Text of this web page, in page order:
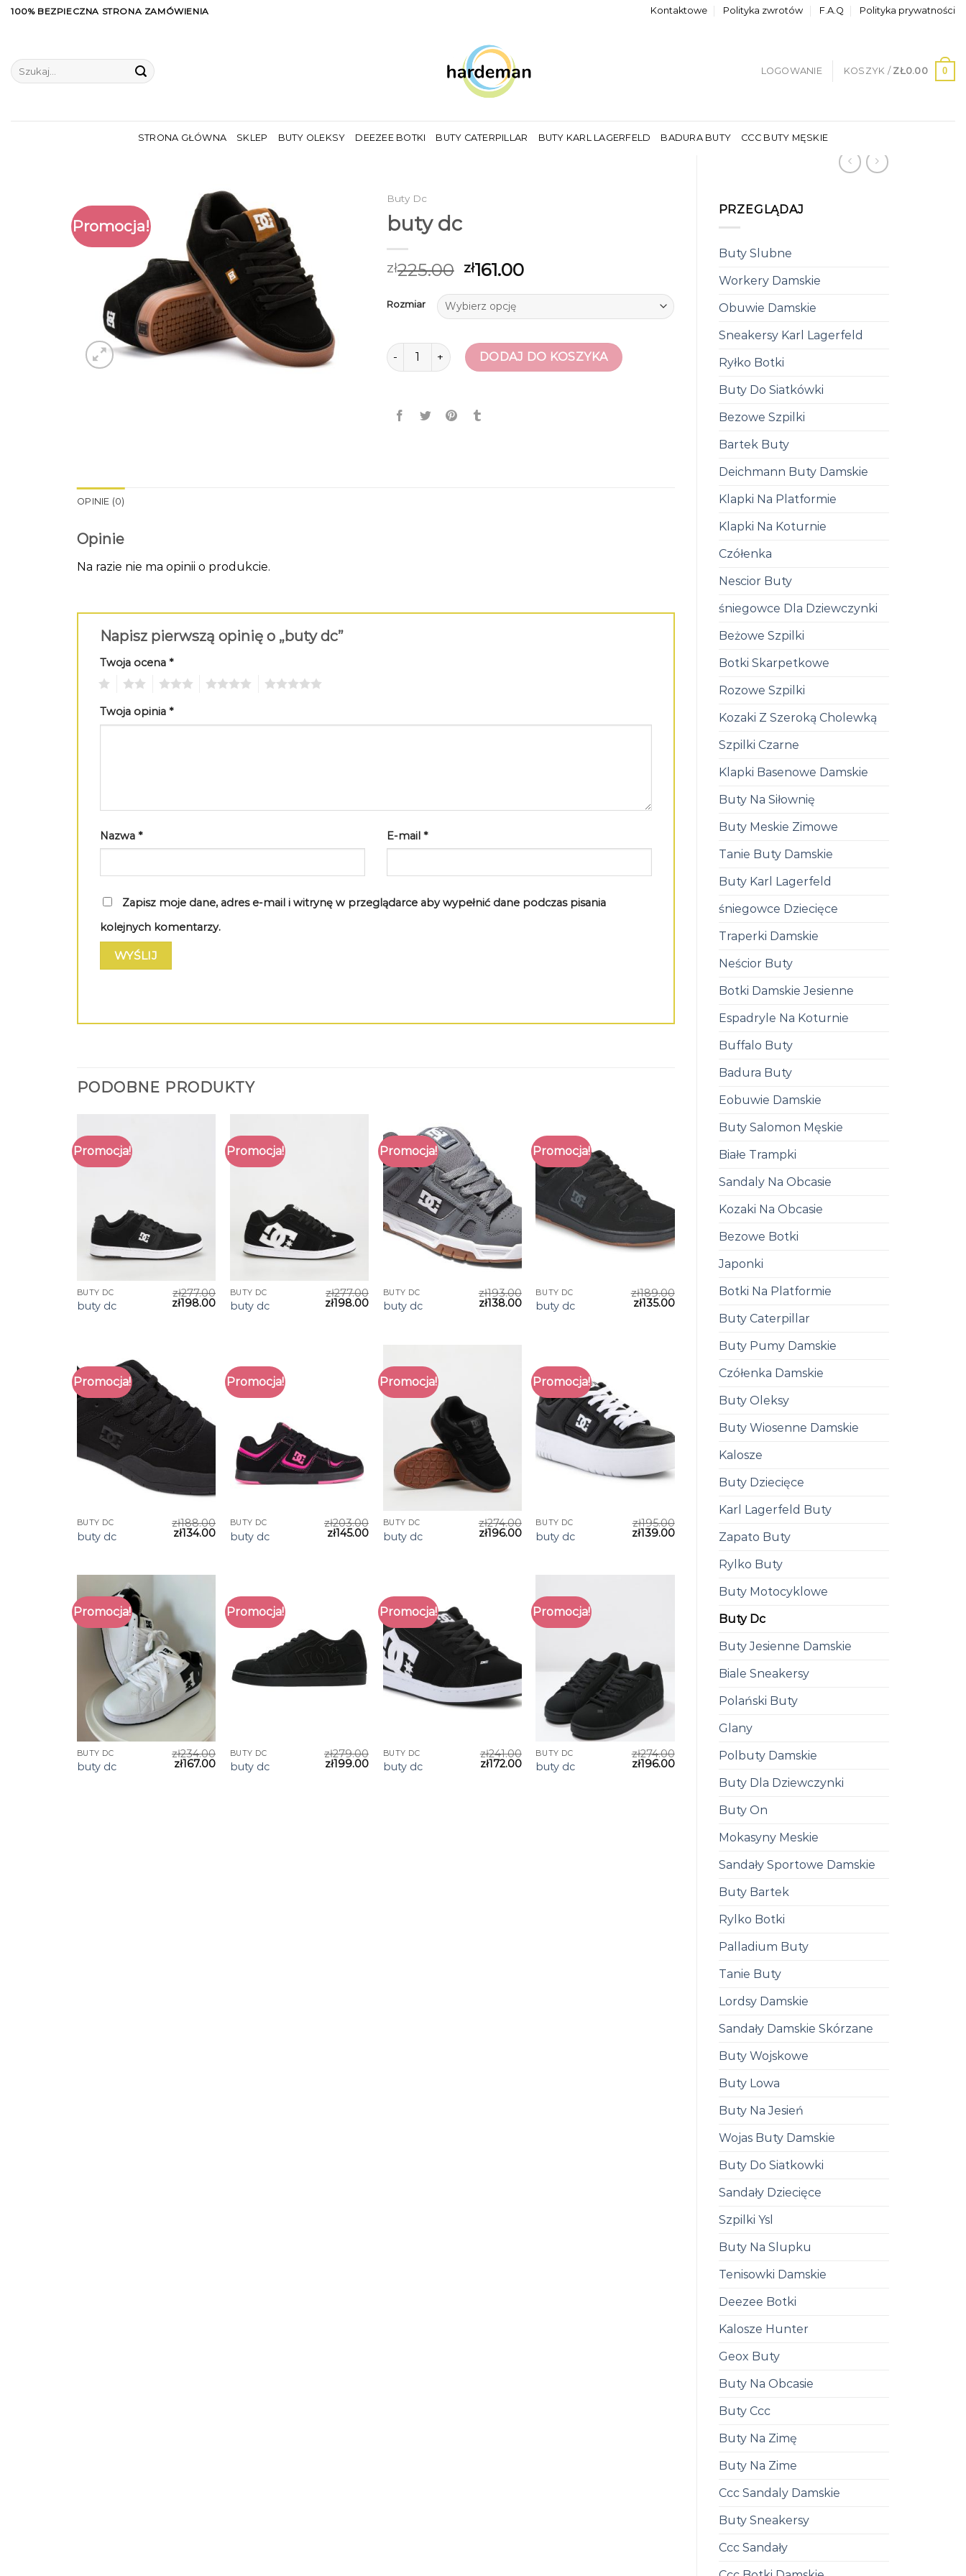
Skip100% BEZPIECZNA STRONA ZAMÓWIENIA Kontaktowe Polityka zwrotów F.A.Q Polityka prywatności
Szukaj:
LOGOWANIE KOSZYK / ZŁ0.00 0
STRONA GŁÓWNA SKLEP BUTY OLEKSY DEEZEE BOTKI BUTY CATERPILLAR BUTY KARL LAGERFELD BADURA BUTY CCC BUTY MĘSKIE
PRZEGLĄDAJ
Buty Slubne
Workery Damskie
Obuwie Damskie
Sneakersy Karl Lagerfeld
Ryłko Botki
Buty Do Siatkówki
Bezowe Szpilki
Bartek Buty
Deichmann Buty Damskie
Klapki Na Platformie
Klapki Na Koturnie
Czółenka
Nescior Buty
śniegowce Dla Dziewczynki
Beżowe Szpilki
Botki Skarpetkowe
Rozowe Szpilki
Kozaki Z Szeroką Cholewką
Szpilki Czarne
Klapki Basenowe Damskie
Buty Na Siłownię
Buty Meskie Zimowe
Tanie Buty Damskie
Buty Karl Lagerfeld
śniegowce Dziecięce
Traperki Damskie
Neścior Buty
Botki Damskie Jesienne
Espadryle Na Koturnie
Buffalo Buty
Badura Buty
Eobuwie Damskie
Buty Salomon Męskie
Białe Trampki
Sandaly Na Obcasie
Kozaki Na Obcasie
Bezowe Botki
Japonki
Botki Na Platformie
Buty Caterpillar
Buty Pumy Damskie
Czółenka Damskie
Buty Oleksy
Buty Wiosenne Damskie
Kalosze
Buty Dziecięce
Karl Lagerfeld Buty
Zapato Buty
Rylko Buty
Buty Motocyklowe
Buty Dc
Buty Jesienne Damskie
Biale Sneakersy
Polański Buty
Glany
Polbuty Damskie
Buty Dla Dziewczynki
Buty On
Mokasyny Meskie
Sandały Sportowe Damskie
Buty Bartek
Rylko Botki
Palladium Buty
Tanie Buty
Lordsy Damskie
Sandały Damskie Skórzane
Buty Wojskowe
Buty Lowa
Buty Na Jesień
Wojas Buty Damskie
Buty Do Siatkowki
Sandały Dziecięce
Szpilki Ysl
Buty Na Slupku
Tenisowki Damskie
Deezee Botki
Kalosze Hunter
Geox Buty
Buty Na Obcasie
Buty Ccc
Buty Na Zimę
Buty Na Zime
Ccc Sandaly Damskie
Buty Sneakersy
Ccc Sandały
Promocja!
Buty Dc
buty dc
zł225.00 zł161.00
Rozmiar
ilość buty dc DODAJ DO KOSZYKA
OPINIE (0)
Opinie
Na razie nie ma opinii o produkcie.
Napisz pierwszą opinię o „buty dc”
Twoja ocena *
Twoja opinia *
Nazwa * E-mail *
Zapisz moje dane, adres e-mail i witrynę w przeglądarce aby wypełnić dane podczas pisania
kolejnych komentarzy.
PODOBNE PRODUKTY
Promocja!
BUTY DC
buty dc
zł277.00
zł198.00
Promocja!
BUTY DC
buty dc
zł277.00
zł198.00
Promocja!
BUTY DC
buty dc
zł193.00
zł138.00
Promocja!
BUTY DC
buty dc
zł189.00
zł135.00
Promocja!
BUTY DC
buty dc
zł188.00
zł134.00
Promocja!
BUTY DC
buty dc
zł203.00
zł145.00
Promocja!
BUTY DC
buty dc
zł274.00
zł196.00
Promocja!
BUTY DC
buty dc
zł195.00
zł139.00
Promocja!
BUTY DC
buty dc
zł234.00
zł167.00
Promocja!
BUTY DC
buty dc
zł279.00
zł199.00
Promocja!
BUTY DC
buty dc
zł241.00
zł172.00
Promocja!
BUTY DC
buty dc
zł274.00
zł196.00